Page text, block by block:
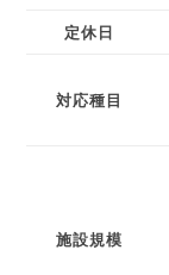
定休日
対応種目
施設規模